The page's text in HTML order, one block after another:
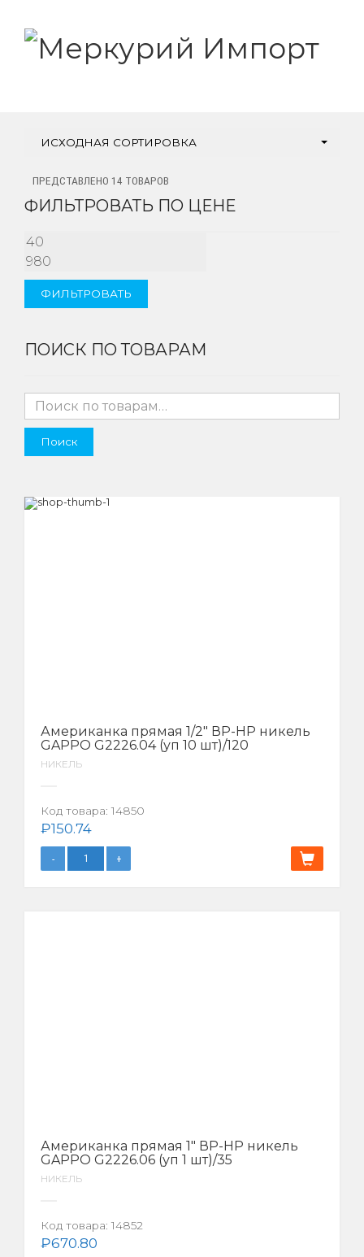
ИСХОДНАЯ СОРТИРОВКА
ПРЕДСТАВЛЕНО 14 ТОВАРОВ
Американка прямая 1/2″ ВР-НР никель
GAPPO G2226.04 (уп 10 шт)/120
НИКЕЛЬ
Код товара: 14850
₽150.74
Американка прямая 1″ ВР-НР никель
GAPPO G2226.06 (уп 1 шт)/35
НИКЕЛЬ
Код товара: 14852
₽670.80
ФИЛЬТРОВАТЬ ПО ЦЕНЕ
МИНИМАЛЬНАЯ
ЦЕНА
ФИЛЬТРОВАТЬ
ПОИСК ПО ТОВАРАМ
Поиск